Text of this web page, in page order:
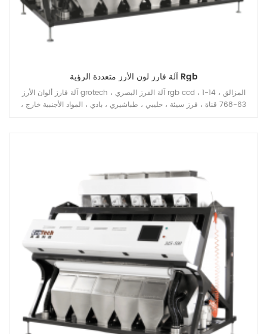
آلة فارز لون الأرز متعددة الرؤية Rgb
آلة فارز ألوان الأرز grotech ، آلة الفرز البصري rgb ccd ، 1-14 المزالق ،
63-768 قناة ، فرز سيئة ، حليبي ، طباشيري ، بادي ، المواد الأجنبية خارج ،